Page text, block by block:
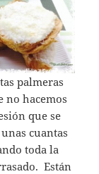
palmeras
no hacemos
que se
cuantas
toda la
Están